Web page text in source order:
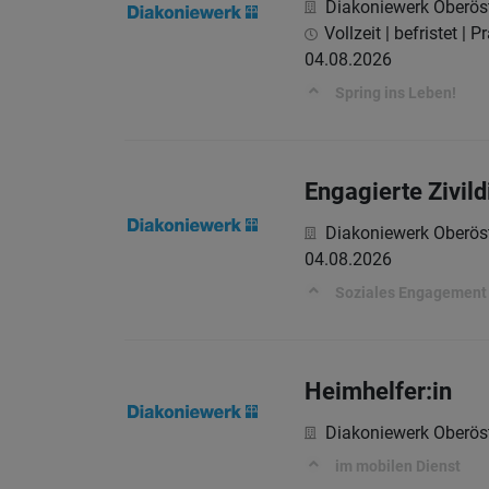
Diakoniewerk
Vollzeit | befristet |
04.08.2026
Spring ins Leben!
Engagierte
Diakoniewerk
04.08.2026
Soziales
Heimhelfer:in
Diakoniewerk
im mobilen Dienst